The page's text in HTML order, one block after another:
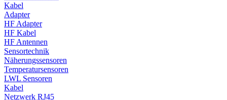
Kabel
Adapter
HF Adapter
HF Kabel
HF Antennen
Sensortechnik
Näherungssensoren
Temperatursensoren
LWL Sensoren
Kabel
Netzwerk RJ45